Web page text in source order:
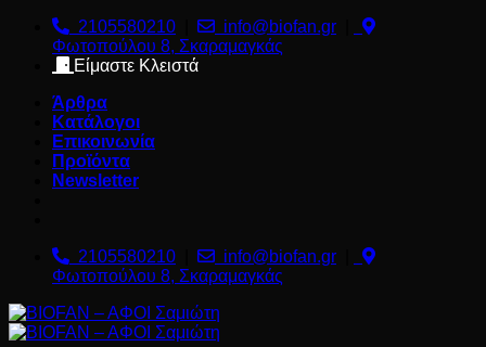
Μετάβαση
περιεχόμενο
2105580210 info@biofan.gr
Φωτοπούλου 8, Σκαραμαγκάς
Είμαστε Κλειστά
Άρθρα
Κατάλογοι
Επικοινωνία
Προϊόντα
Newsletter
2105580210 info@biofan.gr
Φωτοπούλου 8, Σκαραμαγκάς